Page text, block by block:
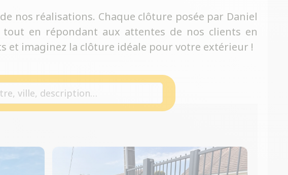
nos réalisations. Chaque clôture posée par Daniel
en répondant aux attentes de nos clients en
et imaginez la clôture idéale pour votre extérieur !